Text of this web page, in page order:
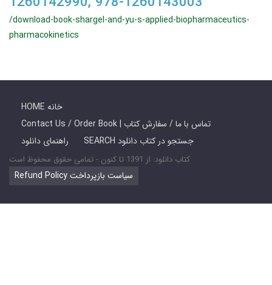
/download-book-shargel-and-yu-s-applied-biopharmaceutics-
pharmacokinetics
HOME خانه
Contact Us / Order Book | تماس با ما / سفارش کتاب
راهنمای دانلود
SEARCH جستجو در کتاب دانلود
کتاب دانلود: از 1391 تا کنون - تمامی حقوق محفوظ است
Refund Policy سیاست بازپرداخت